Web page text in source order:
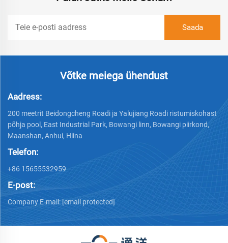
Võtke meiega ühendust
Aadress:
200 meetrit Beidongcheng Roadi ja Yalujiang Roadi ristumiskohast
põhja pool, East Industrial Park, Bowangi linn, Bowangi piirkond,
Maanshan, Anhui, Hiina
Telefon:
+86 15655532959
E-post:
Company E-mail: [email protected]